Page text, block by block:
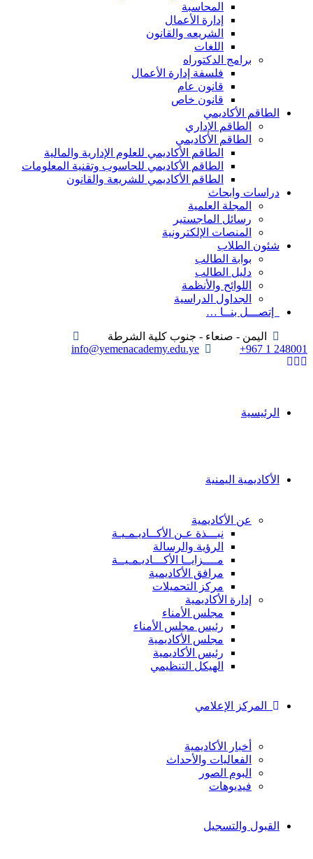
المحاسبة
إدارة الأعمال
الشريعه والقانون
اللغات
برامج الدكتوراه
فلسفة إدارة الأعمال
قانون عام
قانون خاص
الطاقم الأكاديمي
الطاقم الإداري
الطاقم الأكاديمي
الطاقم الأكاديمي للعلوم الإدارية والمالية
الطاقم الأكاديمي للحاسوب وتقنية المعلومات
الطاقم الأكاديمي للشريعة والقانون
دراسات وابحاث
المجلة العلمية
رسائل الماجستير
المنصات الإلكترونية
شئون الطلاب
بوابة الطالب
دليل الطالب
اللوائح والأنظمة
الجداول الدراسية
إتصـــل بنــا …
اليمن - صنعاء - جنوب كلية الشرطة
info@yemenacademy.edu.ye
+967 1 248001
الرئيسية
الأكاديمية اليمنية
عن الأكاديمية
نبـــذة عـن الأكــاديـمـيـة
الرؤية والرسالة
مــــزايــا الأكـــاديـمـيــة
مرافق الأكاديمية
مركز التحميلات
إدارة الأكاديمية
مجلس الأمناء
رئيس مجلس الأمناء
مجلس الأكاديمية
رئيس الأكاديمية
الهيكل التنظيمي
المركز الإعلامي
أخبار الأكاديمية
الفعاليات والأحداث
البوم الصور
فيديوهات
القبول والتسجيل